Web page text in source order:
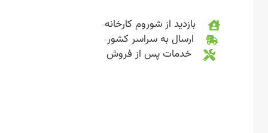
بازدید از شوروم کارخانه
ارسال به سراسر کشور
خدمات پس از فروش